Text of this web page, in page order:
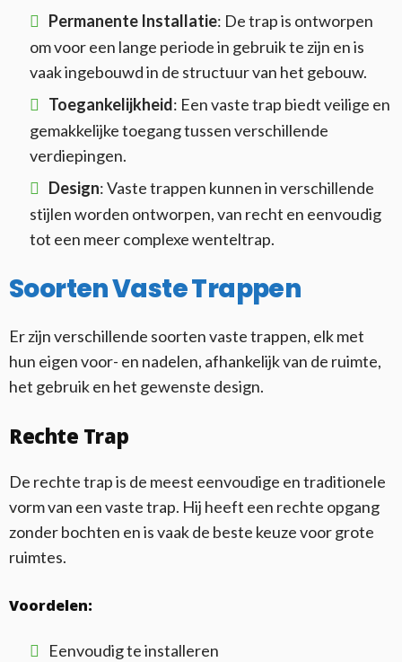
Permanente Installatie: De trap is ontworpen
om voor een lange periode in gebruik te zijn en is
vaak ingebouwd in de structuur van het gebouw.
Toegankelijkheid: Een vaste trap biedt veilige en
gemakkelijke toegang tussen verschillende
verdiepingen.
Design: Vaste trappen kunnen in verschillende
stijlen worden ontworpen, van recht en eenvoudig
tot een meer complexe wenteltrap.
Soorten Vaste Trappen
Er zijn verschillende soorten vaste trappen, elk met
hun eigen voor- en nadelen, afhankelijk van de ruimte,
het gebruik en het gewenste design.
Rechte Trap
De rechte trap is de meest eenvoudige en traditionele
vorm van een vaste trap. Hij heeft een rechte opgang
zonder bochten en is vaak de beste keuze voor grote
ruimtes.
Voordelen:
Eenvoudig te installeren